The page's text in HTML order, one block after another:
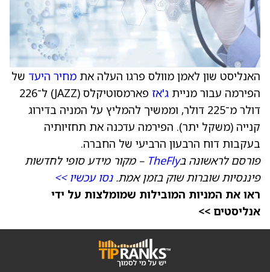
האנליסט שון לאמן מוולס פרגו העלה את מחיר היעד של
הפירמה עבור מניית ג'אז
פארמסוטיקלס (JAZZ) ל־226
דולר מ־225 דולר, וממשיך להמליץ על המניה בדירוג
קנייה (משקל יתר). הפירמה עדכנה את תחזיותיה
בעקבות דוח הרבעון הרביעי של החברה.
פורסם לראשונה בTheFly – מקור מידע סופי לחדשות
פיננסיות שוברות שוק בזמן אמת.נסו עכשיו >>
ראו את המניות המובילות שמומלצות על ידי
אנליסטים >>